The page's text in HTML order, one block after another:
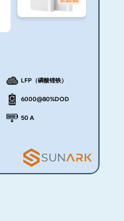
LFP（磷酸锂铁）
6000@80%DOD
50 A